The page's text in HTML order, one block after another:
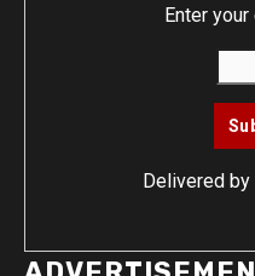
Enter
Delivered by